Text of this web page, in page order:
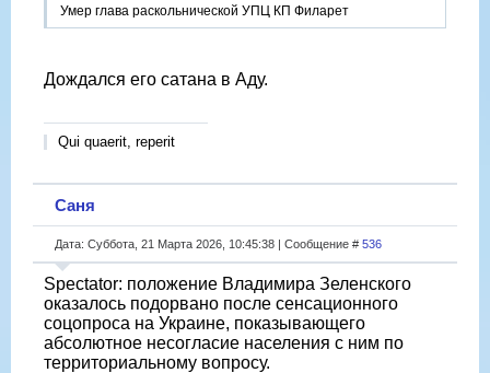
Умер глава раскольнической УПЦ КП Филарет
Дождался его сатана в Аду.
Qui quaerit, reperit
Саня
Дата: Суббота, 21 Марта 2026, 10:45:38 | Сообщение # 536
Spectator: положение Владимира Зеленского
оказалось подорвано после сенсационного
соцопроса на Украине, показывающего
абсолютное несогласие населения с ним по
территориальному вопросу.